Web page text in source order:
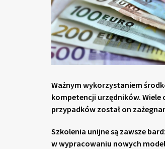
Ważnym wykorzystaniem
kompetencji urzędników. Wiele
przypadków został on
Szkolenia unijne są zawsze
w wypracowaniu nowych